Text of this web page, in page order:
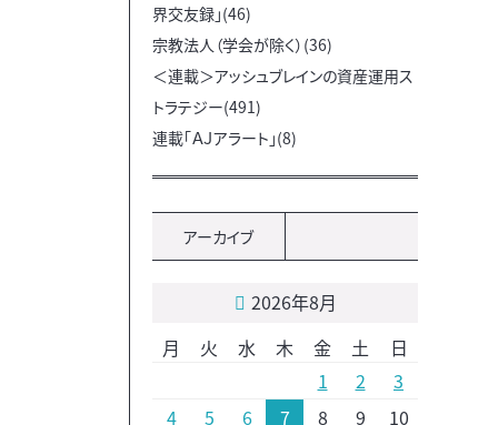
界交友録」(46)
宗教法人（学会が除く）(36)
＜連載＞アッシュブレインの資産運用ス
トラテジー(491)
連載「ＡＪアラート」(8)
アーカイブ
2026年8月
月
火 水 木 金 土
日
1
2
3
4
5 6 7 8 9 10